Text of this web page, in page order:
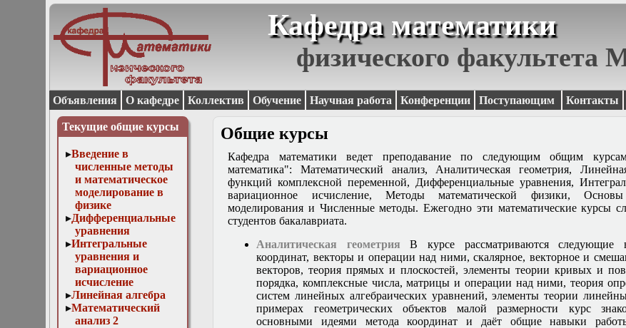
Кафедра математики
физического факультета
Объявления О кафедре Коллектив Обучение Научная работа Конференции Поступающим Контакты
Текущие общие курсы
Введение в
численные методы
и математическое
моделирование в
физике
Дифференциальные
уравнения
Интегральные
уравнения и
вариационное
исчисление
Линейная алгебра
Математический
анализ 2
Общие курсы
Кафедра математики ведет преподавание по следующим общим
математика": Математический анализ, Аналитическая геометрия,
функций комплексной переменной, Дифференциальные уравнения,
вариационное исчисление, Методы математической физики,Основы
моделирования и Численные методы. Ежегодно эти математические курсы
студентов бакалавриата.
Аналитическая геометрия В курсе рассматриваются следующие
координат, векторы и операции над ними, скалярное, векторное и
векторов, теория прямых и плоскостей, элементы теории кривых и
порядка, комплексные числа, матрицы и операции над ними, теория
систем линейных алгебраических уравнений, элементы теории
примерах геометрических объектов малой размерности курс
основными идеями метода координат и даёт общие навыки